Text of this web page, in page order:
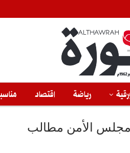
رياضة اقتصاد
ومجلس الأمن مطالب